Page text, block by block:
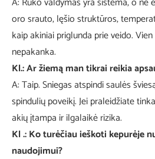
oro srauto, lęšio struktūros,
kaip akiniai priglunda prie veido.
nepakanka.
Kl.: Ar žiemą man tikrai reikia
A: Taip. Sniegas atspindi saulės
spindulių poveikį. Jei praleidžiate
akių įtampa ir ilgalaikė rizika.
Kl .: Ko turėčiau ieškoti kepurėje
naudojimui?